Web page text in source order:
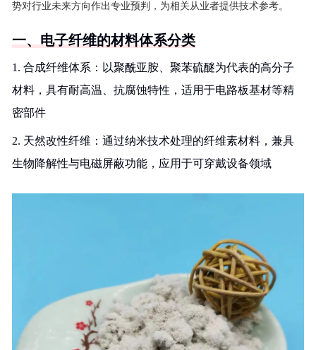
势对行业未来方向作出专业预判，为相关从业者提供技术参考。
一、电子纤维的材料体系分类
1. 合成纤维体系：以聚酰亚胺、聚苯硫醚为代表的高分子
材料，具有耐高温、抗腐蚀特性，适用于电路板基材等精
密部件
2. 天然改性纤维：通过纳米技术处理的纤维素材料，兼具
生物降解性与电磁屏蔽功能，应用于可穿戴设备领域